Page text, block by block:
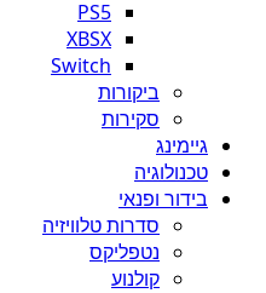
PS5
XBSX
Switch
ביקורות
סקירות
גיימינג
טכנולוגיה
בידור ופנאי
סדרות טלוויזיה
נטפליקס
קולנוע